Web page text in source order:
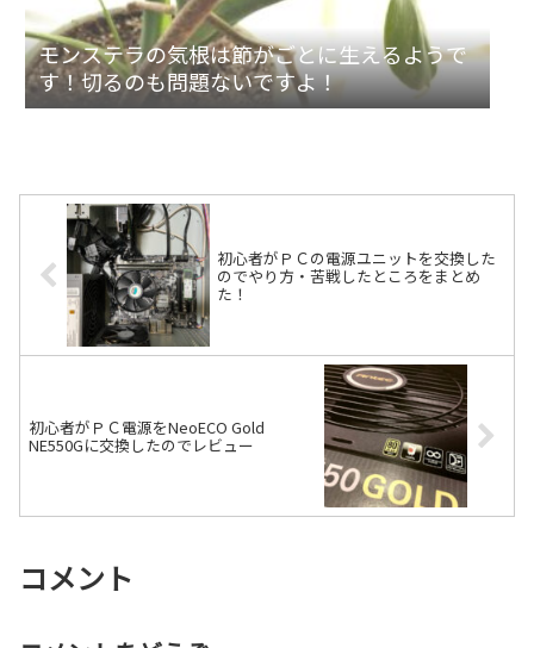
モンステラの気根は節がごとに生えるようで
す！切るのも問題ないですよ！
初心者がＰＣの電源ユニットを交換した
のでやり方・苦戦したところをまとめ
た！
初心者がＰＣ電源をNeoECO Gold
NE550Gに交換したのでレビュー
コメント